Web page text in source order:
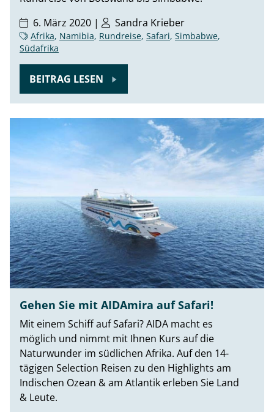
6. März 2020 |
Sandra Krieber
Afrika, Namibia, Rundreise, Safari, Simbabwe,
Südafrika
BEITRAG LESEN
Gehen Sie mit AIDAmira auf Safari!
Mit einem Schiff auf Safari? AIDA macht es
möglich und nimmt mit Ihnen Kurs auf die
Naturwunder im südlichen Afrika. Auf den 14-
tägigen Selection Reisen zu den Highlights am
Indischen Ozean & am Atlantik erleben Sie Land
& Leute.